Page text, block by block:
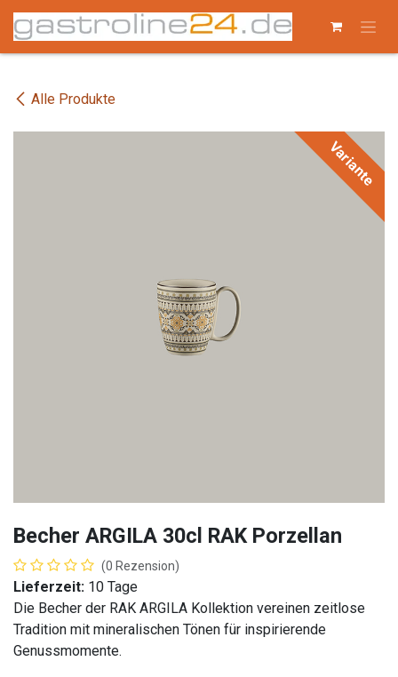
Zum Inhalt springen
Alle Produkte
Variante
Becher ARGILA 30cl RAK Porzellan
(0 Rezension)
Lieferzeit: 10 Tage
Die Becher der RAK ARGILA Kollektion vereinen zeitlose
Tradition mit mineralischen Tönen für inspirierende
Genussmomente.